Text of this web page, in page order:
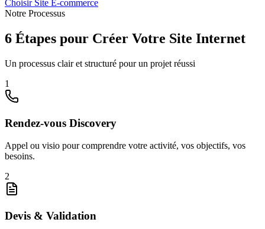
Choisir Site E-commerce
Notre Processus
6 Étapes pour Créer Votre Site Internet
Un processus clair et structuré pour un projet réussi
1
Rendez-vous Discovery
Appel ou visio pour comprendre votre activité, vos objectifs, vos
besoins.
2
Devis & Validation